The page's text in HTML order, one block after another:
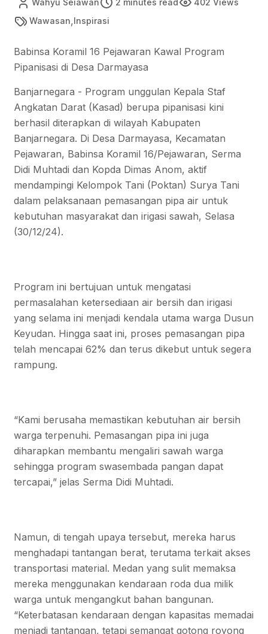
Wawasan,Inspirasi
Babinsa Koramil 16 Pejawaran Kawal Program
Pipanisasi di Desa Darmayasa
Banjarnegara - Program unggulan Kepala Staf
Angkatan Darat (Kasad) berupa pipanisasi kini
berhasil diterapkan di wilayah Kabupaten
Banjarnegara. Di Desa Darmayasa, Kecamatan
Pejawaran, Babinsa Koramil 16/Pejawaran, Serma
Didi Muhtadi dan Kopda Dimas Anom, aktif
mendampingi Kelompok Tani (Poktan) Surya Tani
dalam pelaksanaan pemasangan pipa air untuk
kebutuhan masyarakat dan irigasi sawah, Selasa
(30/12/24).
Program ini bertujuan untuk mengatasi
permasalahan ketersediaan air bersih dan irigasi
yang selama ini menjadi kendala utama warga Dusun
Keyudan. Hingga saat ini, proses pemasangan pipa
telah mencapai 62% dan terus dikebut untuk segera
rampung.
“Kami berusaha memastikan kebutuhan air bersih
warga terpenuhi. Pemasangan pipa ini juga
diharapkan membantu mengaliri sawah warga
sehingga program swasembada pangan dapat
tercapai,” jelas Serma Didi Muhtadi.
Namun, di tengah upaya tersebut, mereka harus
menghadapi tantangan berat, terutama terkait akses
transportasi material. Medan yang sulit memaksa
mereka menggunakan kendaraan roda dua milik
warga untuk mengangkut bahan bangunan.
“Keterbatasan kendaraan dengan kapasitas memadai
menjadi tantangan, tetapi semangat gotong royong